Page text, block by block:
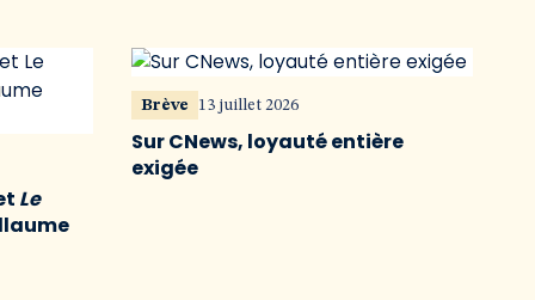
Le
Brève 13 juillet 2026
Sur CNews, loyauté entière
exigée